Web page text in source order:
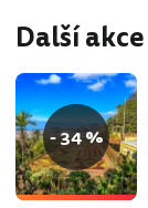
Další akce
- 34 %